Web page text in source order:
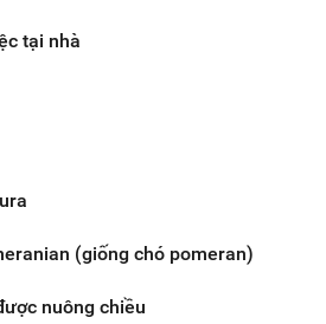
tại nhà
(giống chó pomeran)
nuông chiều